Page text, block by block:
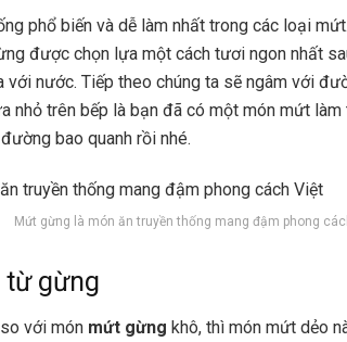
phổ biến và dễ làm nhất trong các loại
được chọn lựa một cách tươi ngon nhất
với nước. Tiếp theo chúng ta sẽ ngâm với
nhỏ trên bếp là bạn đã có một món mứt
bao quanh rồi nhé.
Mứt gừng là món ăn truyền thống mang đậm phong
từ gừng
với món mứt gừng khô, thì món mứt dẻo